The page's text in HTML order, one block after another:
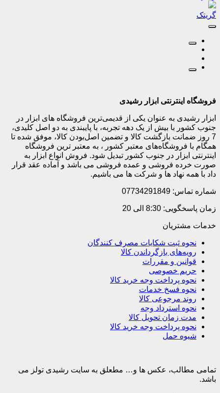
گریتک
فروشگاه اینترنتی ابزار رشیدی
ابزار رشیدی به عنوان یکی از قدیمی‌ترین فروشگاه های ابزار در
جنوب کشور با بیش از یک دهه تجربه، با پایبندی به دو اصل کلیدی،
7 روز ضمانت بازگشت کالا و تضمین اصل‌بودن کالا، موفق شده تا
همگام با فروشگاه‌های معتبر کشور ، به معتبر ترین فروشگاه
اینترنتی ابزار در جنوب کشور تبدیل شود. فروش انواع ابزار به
صورت خرده فروشی و عمده فروشی می باشد و آماده عقد قرار
داد با همه نهاد ها و شرکت ها می باشیم.
شماره تماس: 07734291849
زمان پاسخگویی: 8:30 الی 20
خدمات مشتریان
نحوه ثبت شکایات مصرف کنندگان
رویه‌های بازگرداندن کالا
قوانین و مقررات
حریم خصوصی
نحوه پرداخت وجه خرید کالا
نحوه فسخ خدمات
روند مرجوعی کالا
نحوه استرداد وجه
مدت زمان تحویل کالا
نحوه پرداخت وجه خرید کالا
شیوه حمل
تمامی مطالب، عکس ها و… مطعلق به سایت رشیدی تولز می
باشد.